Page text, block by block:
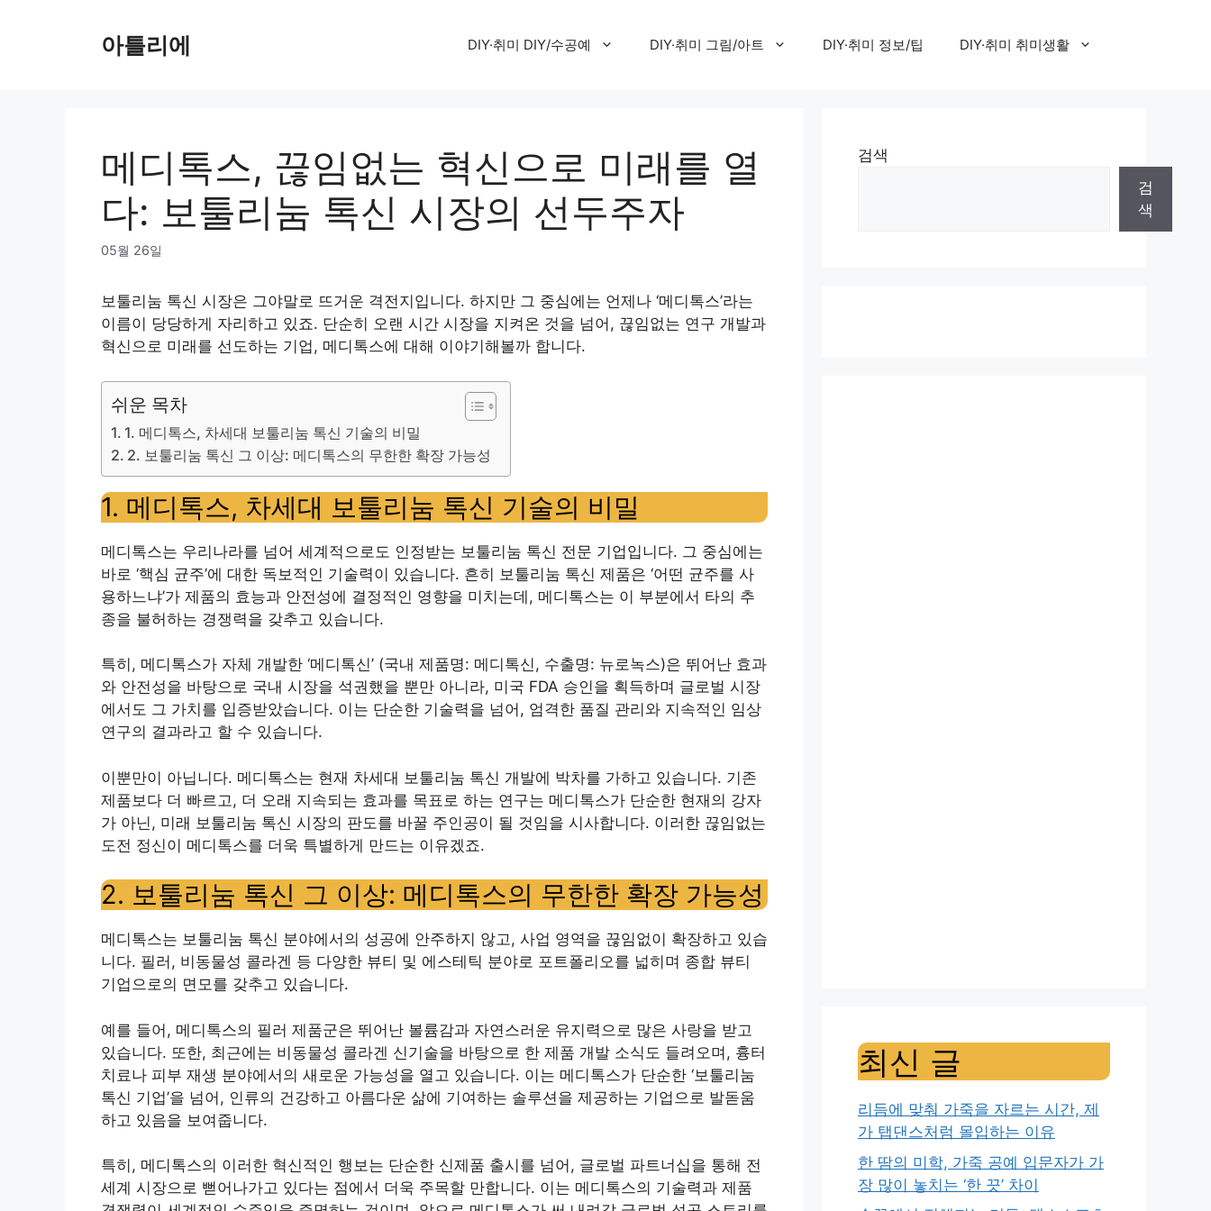
아틀리에 DIY·취미 DIY/수공예 DIY·취미 그림/아트 DIY·취미 정보/팁 DIY·취미 취미생활
메디톡스, 끊임없는 혁신으로 미래를 열
다: 보툴리눔 톡신 시장의 선두주자
05월 26일
보툴리눔 톡신 시장은 그야말로 뜨거운 격전지입니다. 하지만 그 중심에는 언제나 ‘메디톡스’라는
이름이 당당하게 자리하고 있죠. 단순히 오랜 시간 시장을 지켜온 것을 넘어, 끊임없는 연구 개발과
혁신으로 미래를 선도하는 기업, 메디톡스에 대해 이야기해볼까 합니다.
쉬운 목차
1. 메디톡스, 차세대 보툴리눔 톡신 기술의 비밀
2. 보툴리눔 톡신 그 이상: 메디톡스의 무한한 확장 가능성
1. 메디톡스, 차세대 보툴리눔 톡신 기술의 비밀
메디톡스는 우리나라를 넘어 세계적으로도 인정받는 보툴리눔 톡신 전문 기업입니다. 그 중심에는
바로 ‘핵심 균주’에 대한 독보적인 기술력이 있습니다. 흔히 보툴리눔 톡신 제품은 ‘어떤 균주를 사
용하느냐’가 제품의 효능과 안전성에 결정적인 영향을 미치는데, 메디톡스는 이 부분에서 타의 추
종을 불허하는 경쟁력을 갖추고 있습니다.
특히, 메디톡스가 자체 개발한 ‘메디톡신’ (국내 제품명: 메디톡신, 수출명: 뉴로녹스)은 뛰어난 효과
와 안전성을 바탕으로 국내 시장을 석권했을 뿐만 아니라, 미국 FDA 승인을 획득하며 글로벌 시장
에서도 그 가치를 입증받았습니다. 이는 단순한 기술력을 넘어, 엄격한 품질 관리와 지속적인 임상
연구의 결과라고 할 수 있습니다.
이뿐만이 아닙니다. 메디톡스는 현재 차세대 보툴리눔 톡신 개발에 박차를 가하고 있습니다. 기존
제품보다 더 빠르고, 더 오래 지속되는 효과를 목표로 하는 연구는 메디톡스가 단순한 현재의 강자
가 아닌, 미래 보툴리눔 톡신 시장의 판도를 바꿀 주인공이 될 것임을 시사합니다. 이러한 끊임없는
도전 정신이 메디톡스를 더욱 특별하게 만드는 이유겠죠.
2. 보툴리눔 톡신 그 이상: 메디톡스의 무한한 확장 가능성
메디톡스는 보툴리눔 톡신 분야에서의 성공에 안주하지 않고, 사업 영역을 끊임없이 확장하고 있습
니다. 필러, 비동물성 콜라겐 등 다양한 뷰티 및 에스테틱 분야로 포트폴리오를 넓히며 종합 뷰티
기업으로의 면모를 갖추고 있습니다.
예를 들어, 메디톡스의 필러 제품군은 뛰어난 볼륨감과 자연스러운 유지력으로 많은 사랑을 받고
있습니다. 또한, 최근에는 비동물성 콜라겐 신기술을 바탕으로 한 제품 개발 소식도 들려오며, 흉터
치료나 피부 재생 분야에서의 새로운 가능성을 열고 있습니다. 이는 메디톡스가 단순한 ‘보툴리눔
톡신 기업’을 넘어, 인류의 건강하고 아름다운 삶에 기여하는 솔루션을 제공하는 기업으로 발돋움
하고 있음을 보여줍니다.
특히, 메디톡스의 이러한 혁신적인 행보는 단순한 신제품 출시를 넘어, 글로벌 파트너십을 통해 전
세계 시장으로 뻗어나가고 있다는 점에서 더욱 주목할 만합니다. 이는 메디톡스의 기술력과 제품
검색
검
색
최신 글
리듬에 맞춰 가죽을 자르는 시간, 제
가 탭댄스처럼 몰입하는 이유
한 땀의 미학, 가죽 공예 입문자가 가
장 많이 놓치는 ‘한 끗’ 차이